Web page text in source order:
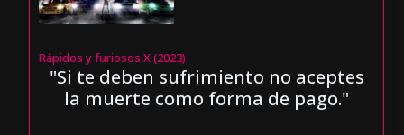
Rápidos y furiosos X (2023)
"Si te deben sufrimiento no aceptes
la muerte como forma de pago."